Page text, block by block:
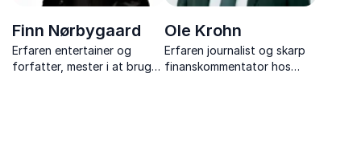
Finn Nørbygaard
Erfaren entertainer og
forfatter, mester i at bruge
Ole Krohn
Erfaren journalist og skarp
finanskommentator hos